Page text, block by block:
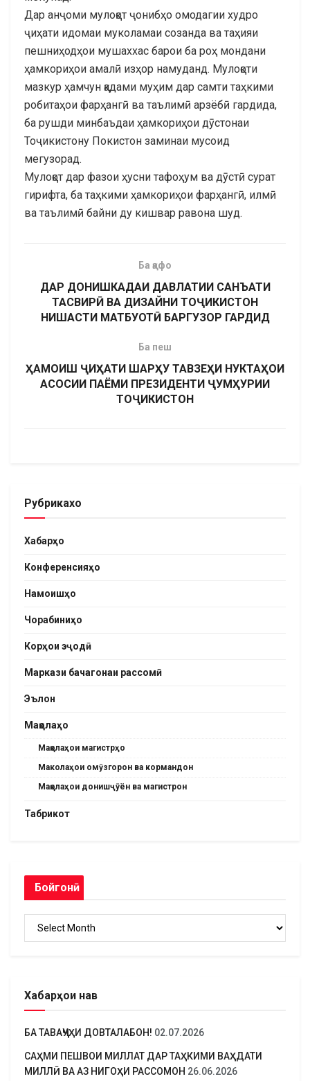
Дар анҷоми мулоқот ҷонибҳо омодагии худро
ҷиҳати идомаи муколамаи созанда ва таҳияи
пешниҳодҳои мушаххас барои ба роҳ мондани
ҳамкориҳои амалӣ изҳор намуданд. Мулоқоти
мазкур ҳамчун қадами муҳим дар самти таҳкими
робитаҳои фарҳангӣ ва таълимӣ арзёбӣ гардида,
ба рушди минбаъдаи ҳамкориҳои дӯстонаи
Тоҷикистону Покистон заминаи мусоид
мегузорад.
Мулоқот дар фазои ҳусни тафоҳум ва дӯстӣ сурат
гирифта, ба таҳкими ҳамкориҳои фарҳангӣ, илмӣ
ва таълимӣ байни ду кишвар равона шуд.
Ба қафо
ДАР ДОНИШКАДАИ ДАВЛАТИИ САНЪАТИ
ТАСВИРӢ ВА ДИЗАЙНИ ТОҶИКИСТОН
НИШАСТИ МАТБУОТӢ БАРГУЗОР ГАРДИД
Ба пеш
ҲАМОИШ ҶИҲАТИ ШАРҲУ ТАВЗЕҲИ НУКТАҲОИ
АСОСИИ ПАЁМИ ПРЕЗИДЕНТИ ҶУМҲУРИИ
ТОҶИКИСТОН
Рубрикахо
Хабарҳо
Конференсияҳо
Намоишҳо
Чорабиниҳо
Корҳои эҷодӣ
Маркази бачагонаи рассомӣ
Эълон
Мақолаҳо
Мақолаҳои магистрҳо
Маколаҳои омӯзгорон ва кормандон
Мақолаҳои донишҷӯён ва магистрон
Табрикот
Бойгонӣ
Хабарҳои нав
БА ТАВАҶҶУҲИ ДОВТАЛАБОН! 02.07.2026
САҲМИ ПЕШВОИ МИЛЛАТ ДАР ТАҲКИМИ ВАҲДАТИ
МИЛЛӢ ВА АЗ НИГОҲИ РАССОМОН 26.06.2026